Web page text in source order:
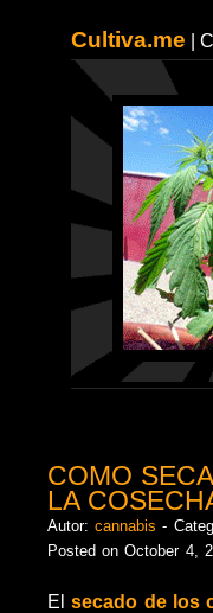
Cultiva.me |
COMO
LA
Autor:cannabis -
Posted on October 4,
Elsecado de los